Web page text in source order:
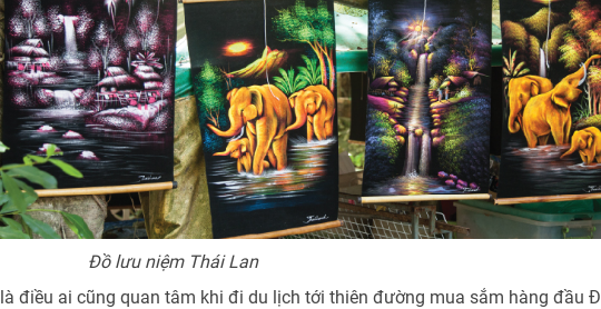
Đồ lưu niệm Thái Lan
là điều ai cũng quan tâm khi đi du lịch tới thiên đường mua sắm hàng đầu